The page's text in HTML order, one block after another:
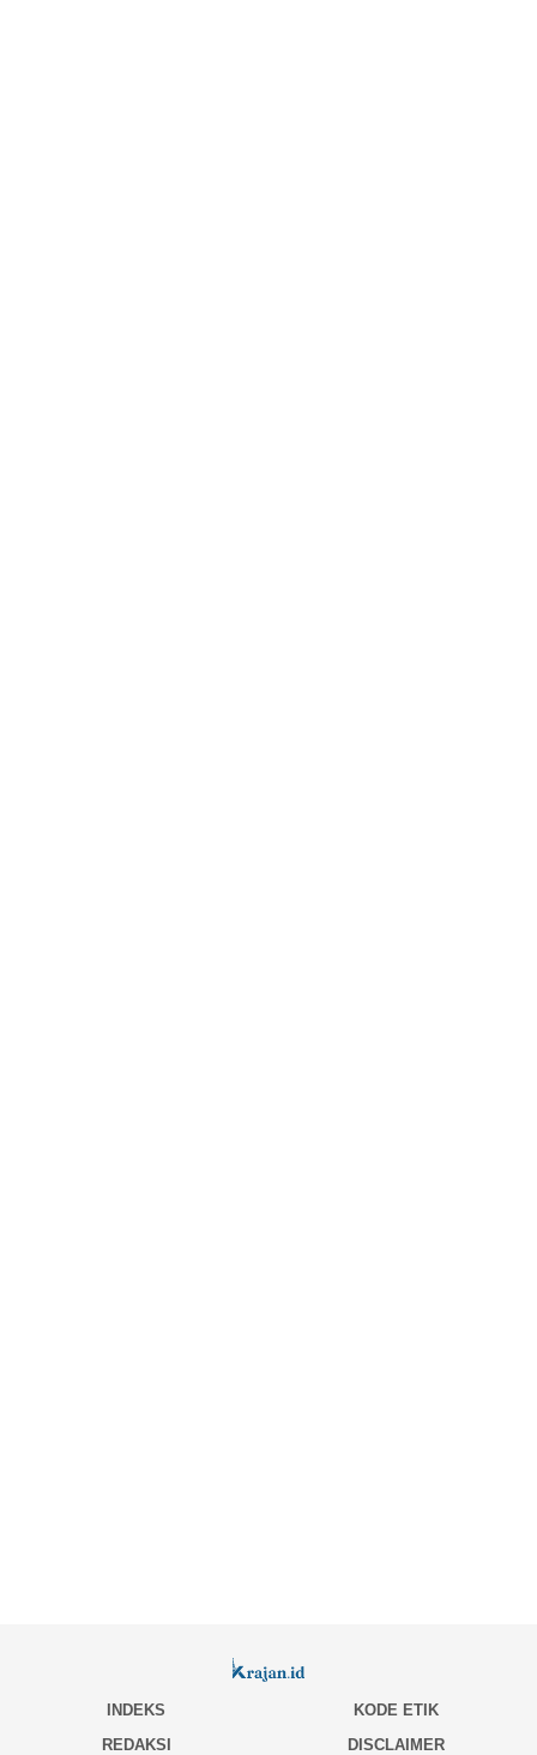
INDEKS
KODE ETIK
REDAKSI
DISCLAIMER